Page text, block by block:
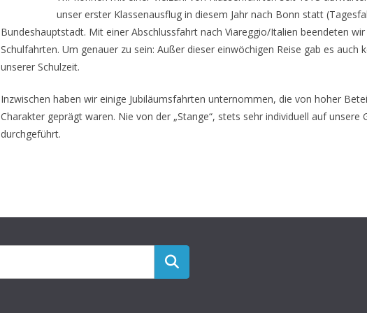
unser erster Klassenausflug in diesem Jahr nach Bonn statt
Bundeshauptstadt. Mit einer Abschlussfahrt nach Viareggio/Italien beendeten
Schulfahrten. Um genauer zu sein: Außer dieser einwöchigen Reise gab es auch
unserer Schulzeit.
Inzwischen haben wir einige Jubiläumsfahrten unternommen, die von hoher
Charakter geprägt waren. Nie von der „Stange“, stets sehr individuell auf unsere
durchgeführt.